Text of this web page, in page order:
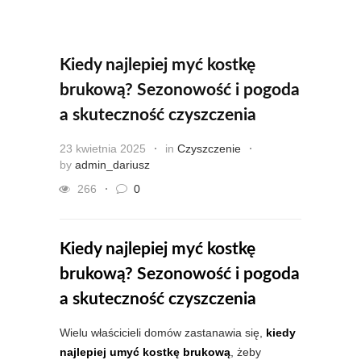
Kiedy najlepiej myć kostkę
brukową? Sezonowość i pogoda
a skuteczność czyszczenia
23 kwietnia 2025 in Czyszczenie
by admin_dariusz
266
0
Kiedy najlepiej myć kostkę
brukową? Sezonowość i pogoda
a skuteczność czyszczenia
Wielu właścicieli domów zastanawia się, kiedy
najlepiej umyć kostkę brukową, żeby